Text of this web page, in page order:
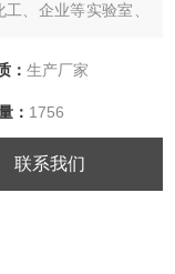
、企业等实验室、
，处理后的污水可
： 生产厂家
： 1756
联系我们